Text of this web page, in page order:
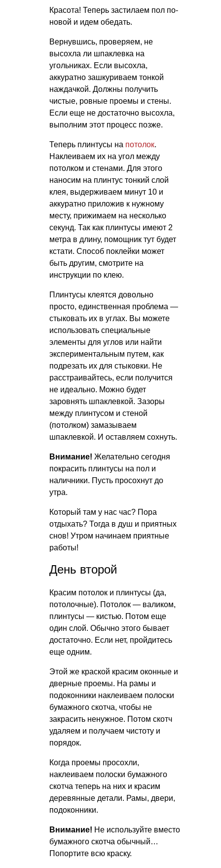
Красота! Теперь застилаем пол по-
новой и идем обедать.
Вернувшись, проверяем, не
высохла ли шпаклевка на
угольниках. Если высохла,
аккуратно зашкуриваем тонкой
наждачкой. Должны получить
чистые, ровные проемы и стены.
Если еще не достаточно высохла,
выполним этот процесс позже.
Теперь плинтусы на потолок.
Наклеиваем их на угол между
потолком и стенами. Для этого
наносим на плинтус тонкий слой
клея, выдерживаем минут 10 и
аккуратно приложив к нужному
месту, прижимаем на несколько
секунд. Так как плинтусы имеют 2
метра в длину, помощник тут будет
кстати. Способ поклейки может
быть другим, смотрите на
инструкции по клею.
Плинтусы клеятся довольно
просто, единственная проблема —
стыковать их в углах. Вы можете
использовать специальные
элементы для углов или найти
экспериментальным путем, как
подрезать их для стыковки. Не
расстраивайтесь, если получится
не идеально. Можно будет
заровнять шпаклевкой. Зазоры
между плинтусом и стеной
(потолком) замазываем
шпаклевкой. И оставляем сохнуть.
Внимание! Желательно сегодня
покрасить плинтусы на пол и
наличники. Пусть просохнут до
утра.
Который там у нас час? Пора
отдыхать? Тогда в душ и приятных
снов! Утром начинаем приятные
работы!
День второй
Красим потолок и плинтусы (да,
потолочные). Потолок — валиком,
плинтусы — кистью. Потом еще
один слой. Обычно этого бывает
достаточно. Если нет, пройдитесь
еще одним.
Этой же краской красим оконные и
дверные проемы. На рамы и
подоконники наклеиваем полоски
бумажного скотча, чтобы не
закрасить ненужное. Потом скотч
удаляем и получаем чистоту и
порядок.
Когда проемы просохли,
наклеиваем полоски бумажного
скотча теперь на них и красим
деревянные детали. Рамы, двери,
подоконники.
Внимание! Не используйте вместо
бумажного скотча обычный…
Попортите всю краску.